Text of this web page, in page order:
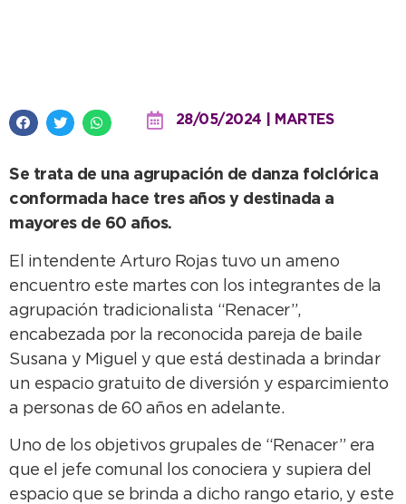
28/05/2024 | MARTES
Se trata de una agrupación de danza folclórica
conformada hace tres años y destinada a
mayores de 60 años.
El intendente Arturo Rojas tuvo un ameno
encuentro este martes con los integrantes de la
agrupación tradicionalista “Renacer”,
encabezada por la reconocida pareja de baile
Susana y Miguel y que está destinada a brindar
un espacio gratuito de diversión y esparcimiento
a personas de 60 años en adelante.
Uno de los objetivos grupales de “Renacer” era
que el jefe comunal los conociera y supiera del
espacio que se brinda a dicho rango etario, y este